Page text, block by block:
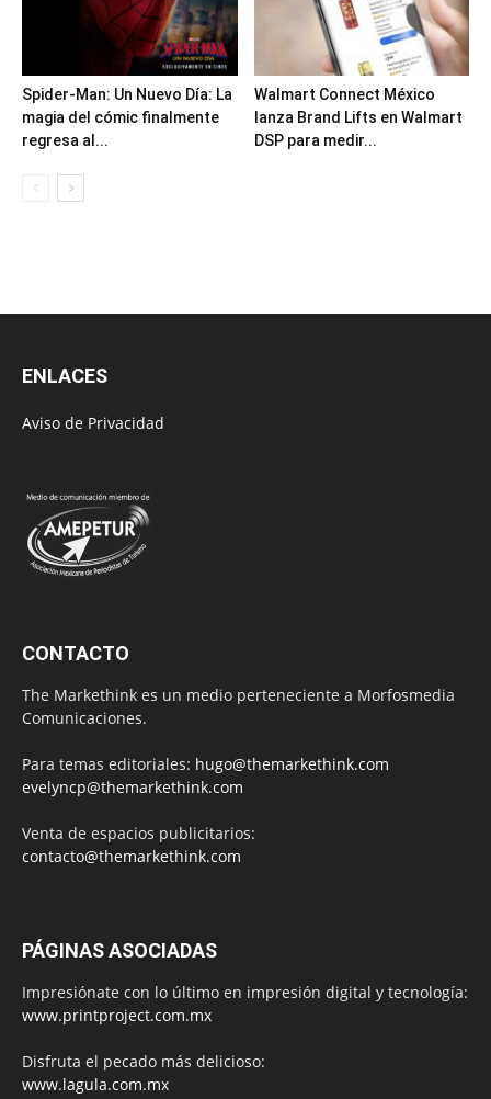
Spider-Man: Un Nuevo Día: La
magia del cómic finalmente
regresa al...
Walmart Connect México
lanza Brand Lifts en Walmart
DSP para medir...
ENLACES
Aviso de Privacidad
CONTACTO
The Markethink es un medio perteneciente a Morfosmedia
Comunicaciones.
Para temas editoriales: hugo@themarkethink.com
evelyncp@themarkethink.com
Venta de espacios publicitarios:
contacto@themarkethink.com
PÁGINAS ASOCIADAS
Impresiónate con lo último en impresión digital y tecnología:
www.printproject.com.mx
Disfruta el pecado más delicioso:
www.lagula.com.mx